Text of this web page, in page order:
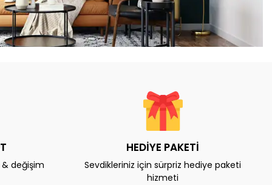
& değişim
HEDİYE PAKETİ
Sevdikleriniz için sürpriz hediye paketi
hizmeti